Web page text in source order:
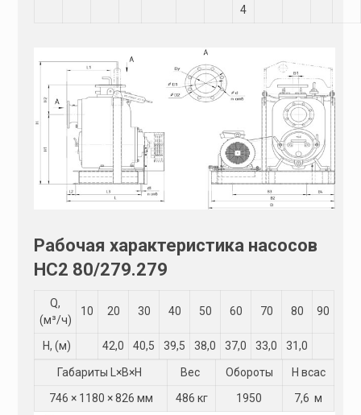
4
Рабочая характеристика насосов
НС2 80/279.279
Q,
(м³/ч)
10 20 30 40 50 60 70 80 90
Н, (м) 42,0 40,5 39,5 38,0 37,0 33,0 31,0
Габариты L×B×H Вес Обороты
Н всас
746 × 1180 × 826 мм
486 кг 1950 7,6 м